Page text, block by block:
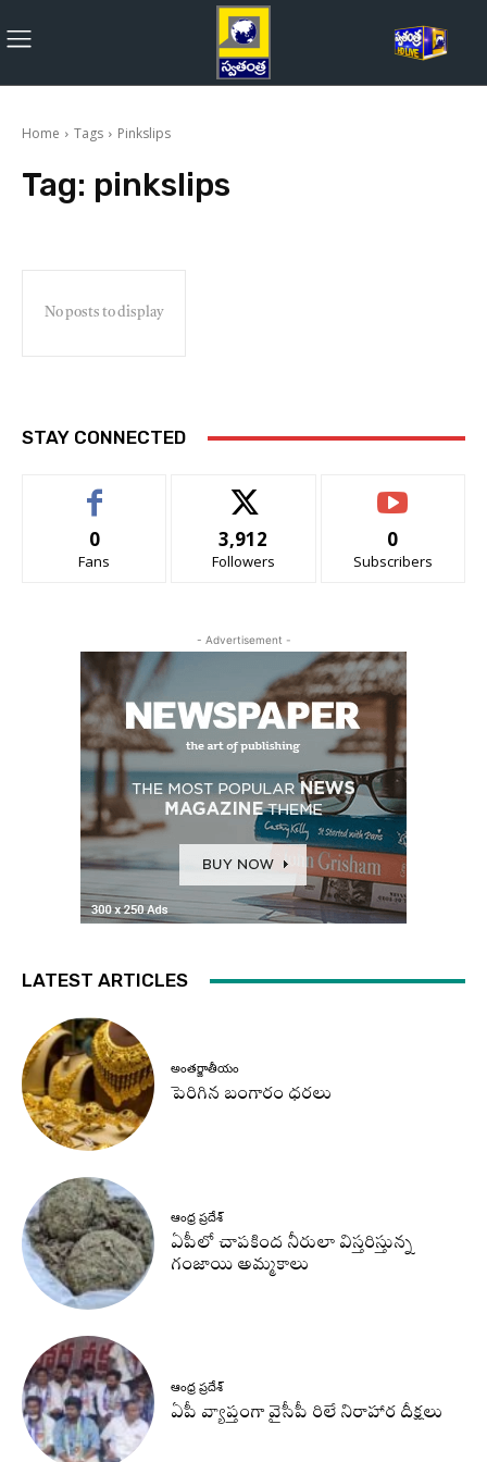
Home Tags Pinkslips
Tag: pinkslips
No posts to display
STAY CONNECTED
0
Fans
3,912
Followers
0
Subscribers
- Advertisement -
LATEST ARTICLES
అంతర్జాతీయం
పెరిగిన బంగారం ధరలు
ఆంధ్ర ప్రదేశ్
ఏపీలో చాపకింద నీరులా విస్తరిస్తున్న
గంజాయి అమ్మకాలు
ఆంధ్ర ప్రదేశ్
ఏపీ వ్యాప్తంగా వైసీపీ రిలే నిరాహార దీక్షలు